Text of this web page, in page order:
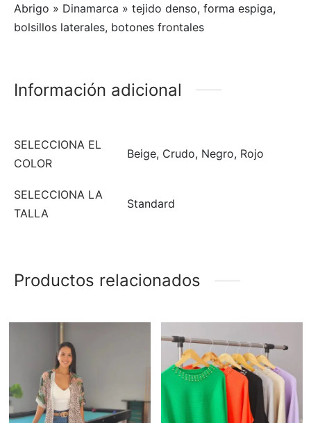
Abrigo » Dinamarca » tejido denso, forma espiga,
bolsillos laterales, botones frontales
Información adicional
SELECCIONA EL
COLOR
Beige, Crudo, Negro, Rojo
SELECCIONA LA
TALLA
Standard
Productos relacionados